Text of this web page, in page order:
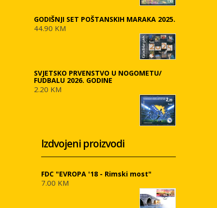
GODIŠNJI SET POŠTANSKIH MARAKA 2025.
44.90 KM
SVJETSKO PRVENSTVO U NOGOMETU/
FUDBALU 2026. GODINE
2.20 KM
Izdvojeni proizvodi
FDC "EVROPA '18 - Rimski most"
7.00 KM